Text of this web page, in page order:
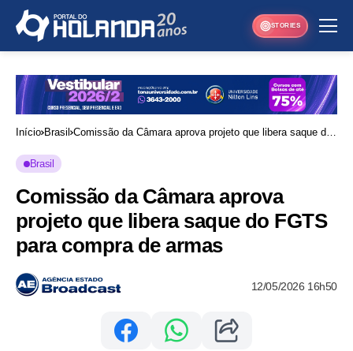
STORIES
Início Brasil Comissão da Câmara aprova projeto que libera saque do
Brasil
Comissão da Câmara aprova
projeto que libera saque do FGTS
para compra de armas
12/05/2026 16h50